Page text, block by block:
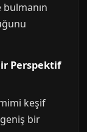
Perspektif
keşif
bir